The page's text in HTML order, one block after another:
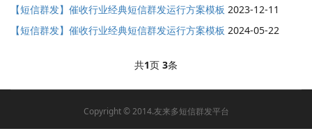
【短信群发】催收行业经典短信群发运行方案模板 2023-12-11
【短信群发】催收行业经典短信群发运行方案模板 2024-05-22
共1页 3条
Copyright © 2014.友来多短信群发平台